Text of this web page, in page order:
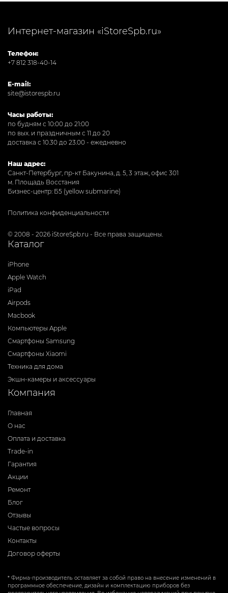
Интернет-магазин «iStoreSpb.ru»
Телефон:
+7 812 318-40-14
E-mail:
site@istorespb.ru
Часы работы:
по будням с 10:00 до 21:00
по вых. и праздничным с 11 до 20
доставка с 10.30 до 23.00 - ежедневно
Наш адрес:
Санкт-Петербург, пр-кт Бакунина, д. 5, 3 этаж, офис 301
м. Площадь Восстания
Бизнес-центр: Б5 (yellow submarine)
Политика конфиденциальности
© 2008 - 2026 iStoreSpb.ru - Все права защищены.
Каталог
iPhone
Apple Watch
iPad
Airpods
Macbook
Компьютеры Apple
Смартфоны Samsung
Смартфоны Xiaomi
Техника для дома
Экшн-камеры и аксессуары
Компания
Главная
О нас
Оплата и доставка
Trade-in
Гарантия
Акции
Ремонт
Блог
Отзывы
Частые вопросы
Контакты
Договор оферты
* Фирма-производитель оставляет за собой право на внесение изменений в
программное обеспечение, дизайн и комплектацию приборов без